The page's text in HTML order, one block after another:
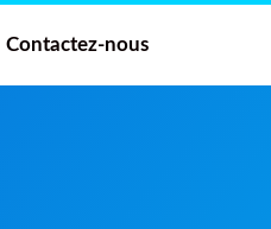
Contactez-nous